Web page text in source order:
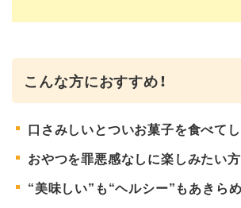
こんな方におすすめ！
口さみしいとついお菓子を食べて
おやつを罪悪感なしに楽しみたい方
“美味しい”も“ヘルシー”もあきら